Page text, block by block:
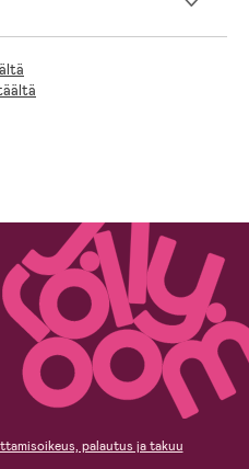
palautus ja takuu